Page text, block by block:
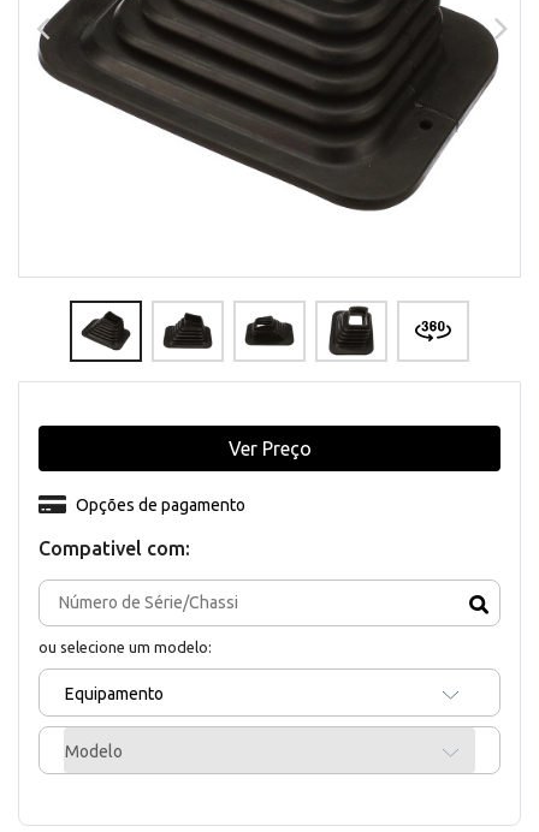
Compativel com:
ou selecione um modelo:
Equipamento
Modelo
Opções de pagamento
Ver Preço